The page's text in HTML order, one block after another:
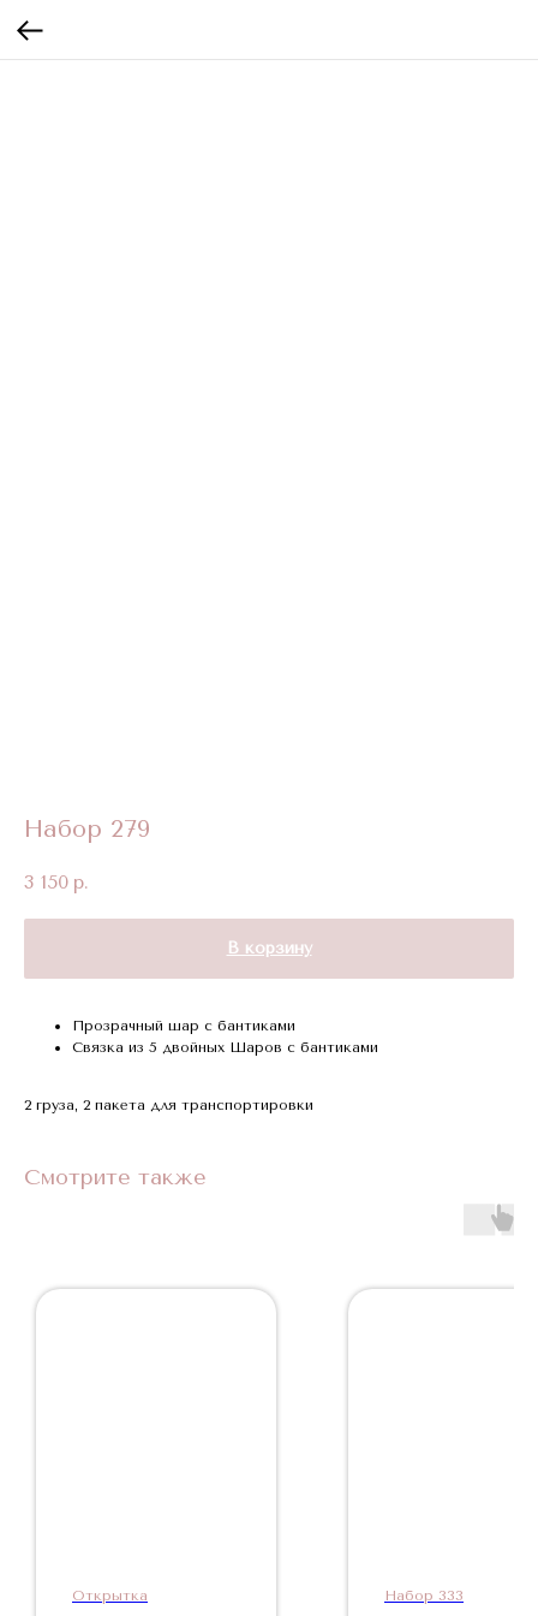
Набор 279
3 150 р.
В корзину
Прозрачный шар с бантиками
Связка из 5 двойных Шаров с бантиками
2 груза, 2 пакета для транспортировки
Смотрите также
Открытка Набор 333